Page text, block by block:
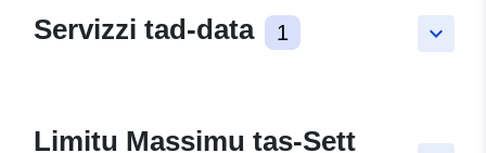
keyboard_arrow_down
Servizzi tad-data 1
Limitu Massimu tas-Sett